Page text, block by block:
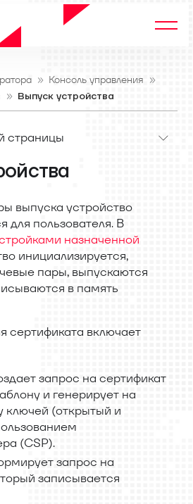
Консоль управления
Выпуск устройства
страницы
выпуска устройство
для пользователя. В
назначенной
инициализируется,
пары, выпускаются
в память
сертификата включает
запрос на сертификат
и генерирует на
ключей (открытый и
(CSP).
запрос на
записывается